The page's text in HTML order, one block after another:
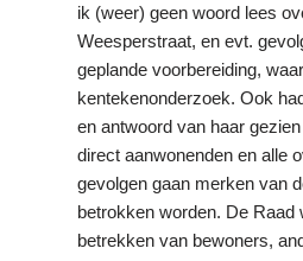
ik (weer) geen woord lees
Weesperstraat, en evt.
geplande voorbereiding,
kentekenonderzoek. Ook
en antwoord van haar
direct aanwonenden en alle
gevolgen gaan merken van
betrokken worden. De Raad
betrekken van bewoners,